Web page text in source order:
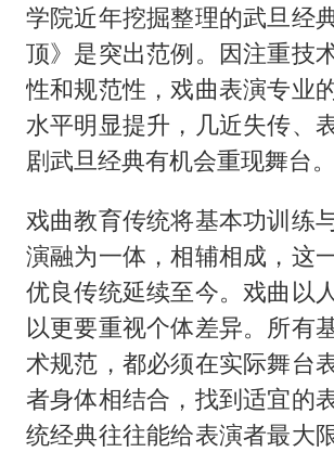
学院近年挖掘整理的武旦经
顶》是突出范例。因注重技
性和规范性，戏曲表演专业
水平明显提升，几近失传、
剧武旦经典有机会重现舞台。
戏曲教育传统将基本功训练
演融为一体，相辅相成，这
优良传统延续至今。戏曲以
以更要重视个体差异。所有
术规范，都必须在实际舞台
者身体相结合，找到适宜的
统经典往往能给表演者最大